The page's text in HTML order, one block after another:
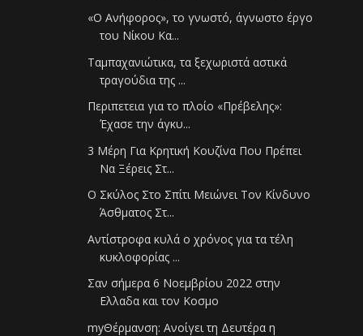
«Ο Ανήφορος», το γνωστό, άγνωστο έργο
του Νίκου Κα...
Ταμπαχανιώτικα, τα ξεχωριστά αστικά
τραγούδια της ...
Περιπετεια για το πλοίο «Πρέβελης»:
Έχασε την άγκυ...
3 Μέρη Για Κρητική Κουζίνα Που Πρέπει
Να Ξέρεις Στ...
Ο Σκύλος Στο Σπίτι Μειώνει Τον Κίνδυνο
Άσθματος Στ...
Αντίστροφα κυλά ο χρόνος για τα τέλη
κυκλοφορίας ...
Σαν σήμερα 6 Νοεμβρίου 2022 στην
Ελλαδα και τον Κοσμο
myΘέρμανση: Ανοίγει τη Δευτέρα η